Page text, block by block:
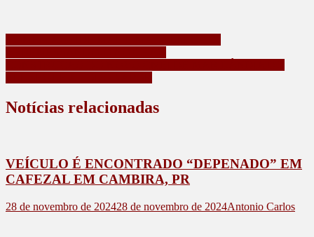
Navegação
de
Post
Notícias relacionadas
VEÍCULO É ENCONTRADO “DEPENADO” EM
CAFEZAL EM CAMBIRA, PR
28 de novembro de 202428 de novembro de 2024Antonio Carlos